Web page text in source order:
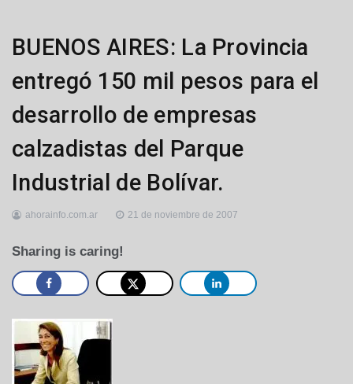
Locales
BUENOS AIRES: La Provincia
entregó 150 mil pesos para el
desarrollo de empresas
calzadistas del Parque
Industrial de Bolívar.
ahorainfo.com.ar 21 de noviembre de 2007
Sharing is caring!